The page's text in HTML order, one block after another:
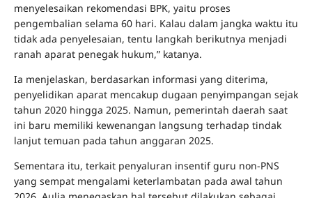
menyelesaikan rekomendasi BPK, yaitu proses
pengembalian selama 60 hari. Kalau dalam jangka waktu itu
tidak ada penyelesaian, tentu langkah berikutnya menjadi
ranah aparat penegak hukum,” katanya.
Ia menjelaskan, berdasarkan informasi yang diterima,
penyelidikan aparat mencakup dugaan penyimpangan sejak
tahun 2020 hingga 2025. Namun, pemerintah daerah saat
ini baru memiliki kewenangan langsung terhadap tindak
lanjut temuan pada tahun anggaran 2025.
Sementara itu, terkait penyaluran insentif guru non-PNS
yang sempat mengalami keterlambatan pada awal tahun